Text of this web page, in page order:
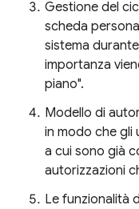
Gestione del
scheda
sistema
importanza
piano".
Modello di
in modo che gli
a cui sono già
autorizzazioni
Le funzionalità